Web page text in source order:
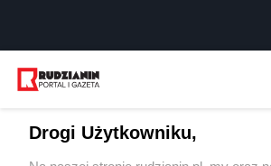
Drogi Użytkowniku,